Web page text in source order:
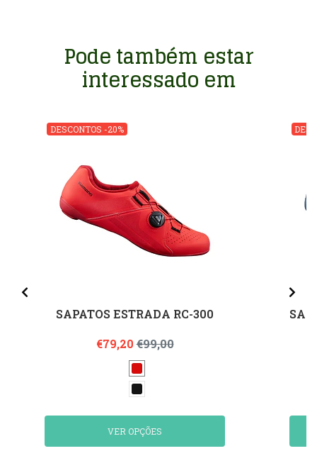
Pode também estar
interessado em
DESCONTOS -20%
SAPATOS ESTRADA RC-300
€79,20 €99,00
VER OPÇÕES